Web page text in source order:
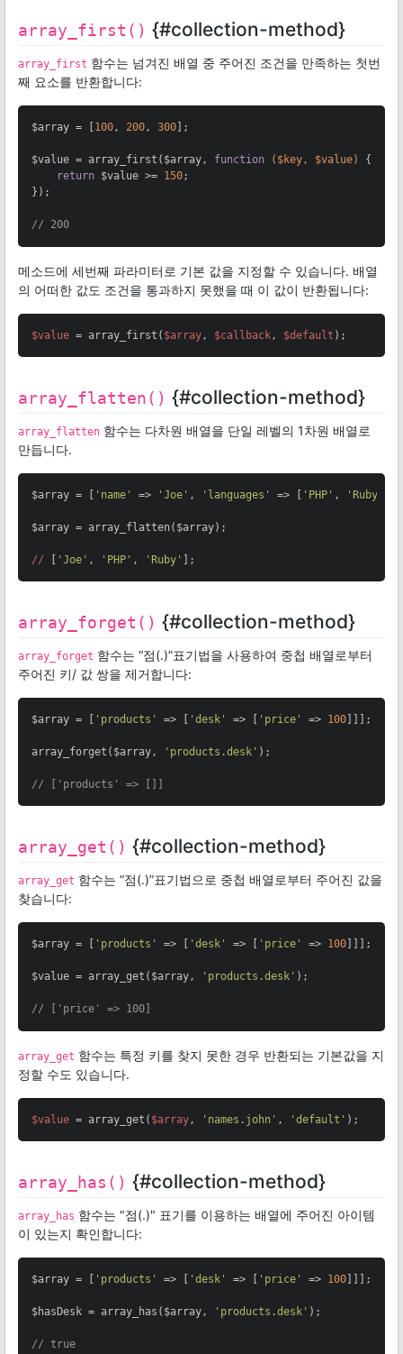
array_first() {#collection-method}
array_first 함수는 넘겨진 배열 중 주어진 조건을 만족하는 첫번
째 요소를 반환합니다:
$array = [ 100, 200, 300 ];
$value = array_first($array, function ($key, $value)
{
return $value >= 150;
});
// 200
메소드에 세번째 파라미터로 기본 값을 지정할 수 있습니다. 배열
의 어떠한 값도 조건을 통과하지 못했을 때 이 값이 반환됩니다:
$value = array_first( $array , $callback , $default );
array_flatten() {#collection-method}
array_flatten 함수는 다차원 배열을 단일 레벨의 1차원 배열로
만듭니다.
$array = [ 'name' => 'Joe' , 'languages' => [ 'PHP' , 'Ruby'
$array = array_flatten($array);
// [ 'Joe' , 'PHP' , 'Ruby' ];
array_forget() {#collection-method}
array_forget 함수는 “점(.)”표기법을 사용하여 중첩 배열로부터
주어진 키/ 값 쌍을 제거합니다:
$array = [ 'products' => [ 'desk' => [ 'price' => 100 ]]];
array_forget($array, 'products.desk' );
// ['products' => []]
array_get() {#collection-method}
array_get 함수는 “점(.)”표기법으로 중첩 배열로부터 주어진 값을
찾습니다:
$array = [ 'products' => [ 'desk' => [ 'price' => 100 ]]];
$value = array_get($array, 'products.desk' );
// ['price' => 100]
array_get 함수는 특정 키를 찾지 못한 경우 반환되는 기본값을 지
정할 수도 있습니다.
$value = array_get( $array , 'names.john' , 'default' );
array_has() {#collection-method}
array_has 함수는 "점(.)" 표기를 이용하는 배열에 주어진 아이템
이 있는지 확인합니다:
$array = [ 'products' => [ 'desk' => [ 'price' => 100]]];
$hasDesk = array_has($array, 'products.desk' );
// true